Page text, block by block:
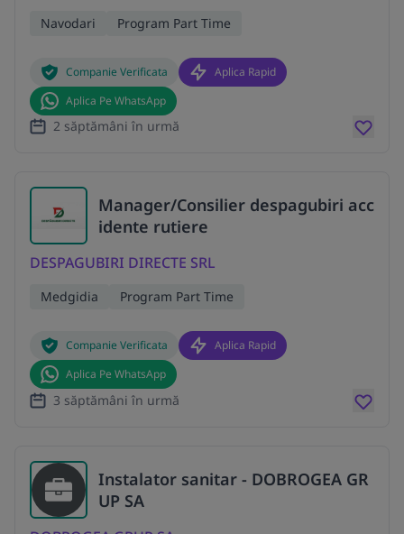
Navodari Program Part Time
Companie Verificata
Aplica Rapid
Aplica Pe WhatsApp
2 săptămâni în urmă
Manager/Consilier despagubiri acc
idente rutiere
DESPAGUBIRI DIRECTE SRL
Medgidia Program Part Time
Companie Verificata
Aplica Rapid
Aplica Pe WhatsApp
3 săptămâni în urmă
Instalator sanitar - DOBROGEA GR
UP SA